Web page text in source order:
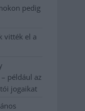
pedig
vitték el a
például az
jogaikat